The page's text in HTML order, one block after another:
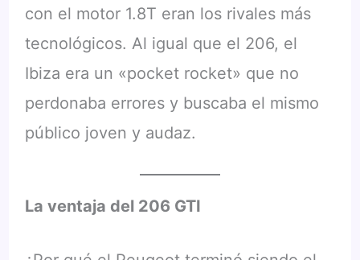
con el motor 1.8T eran los rivales más
tecnológicos. Al igual que el 206, el
Ibiza era un «pocket rocket» que no
perdonaba errores y buscaba el mismo
público joven y audaz.
La ventaja del 206 GTI